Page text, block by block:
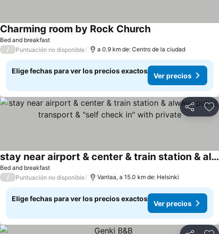
Bed and breakfast
Charming room by Rock Church
/ Puntuación no disponible a 0.9 km de: Centro de la ciudad
Elige fechas para ver los precios exactos
Ver precios
Compartir
Bed and breakfast
stay near airport & center & train station & always public transport & "self check in" with private
/ Puntuación no disponible Vantaa, a 15.0 km de: Helsinki
Elige fechas para ver los precios exactos
Ver precios